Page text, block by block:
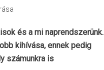
és a mi naprendszerünk.
kihívása, ennek pedig
számunkra is